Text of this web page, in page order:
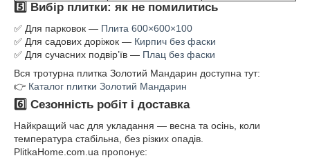
5️⃣ Вибір плитки: як не помилитись
✅ Для парковок — Плита 600×600×100
✅ Для садових доріжок — Кирпич без фаски
✅ Для сучасних подвір’їв — Плац без фаски
Вся тротурна плитка Золотий Мандарин доступна тут:
👉 Каталог плитки Золотий Мандарин
6️⃣ Сезонність робіт і доставка
Найкращий час для укладання — весна та осінь, коли
температура стабільна, без різких опадів.
PlitkaHome.com.ua пропонує: